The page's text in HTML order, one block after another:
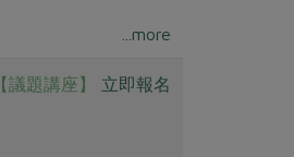
...more
【議題講座】
立即報名